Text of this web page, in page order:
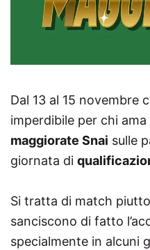
Dal 13 al 15 novembre
imperdibile per chi
maggiorate Snai sulle
giornata di
Si tratta di match
sanciscono di fatto
specialmente in alcuni